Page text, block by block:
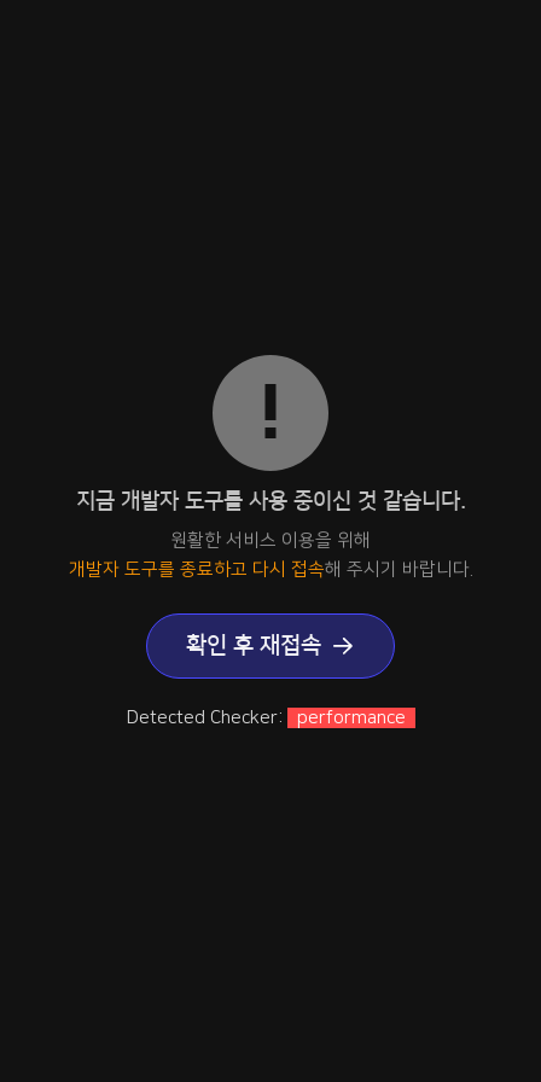
지금 개발자 도구를 사용 중이신 것 같습니다.
원활한 서비스 이용을 위해
개발자 도구를 종료하고 다시 접속해 주시기 바랍니다.
확인 후 재접속
Detected Checker: performance